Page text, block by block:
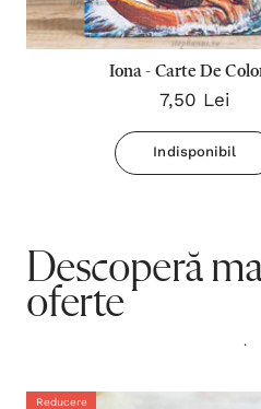
Iona - Carte De
7,50 Lei
Indisponibil
Descoperă
oferte
.
Reducere